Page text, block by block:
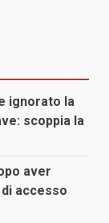
ignorato la
scoppia la
aver
accesso